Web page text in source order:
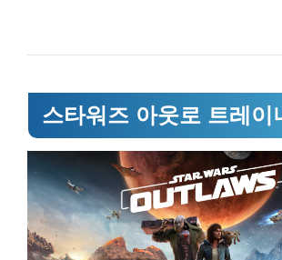
스타워즈 아웃로 트레이